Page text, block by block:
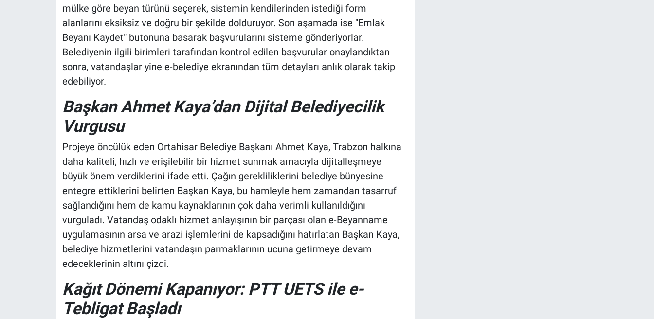
mülke göre beyan türünü seçerek, sistemin kendilerinden istediği form
alanlarını eksiksiz ve doğru bir şekilde dolduruyor. Son aşamada ise "Emlak
Beyanı Kaydet" butonuna basarak başvurularını sisteme gönderiyorlar.
Belediyenin ilgili birimleri tarafından kontrol edilen başvurular onaylandıktan
sonra, vatandaşlar yine e-belediye ekranından tüm detayları anlık olarak takip
edebiliyor.
Başkan Ahmet Kaya’dan Dijital Belediyecilik
Vurgusu
Projeye öncülük eden Ortahisar Belediye Başkanı Ahmet Kaya, Trabzon halkına
daha kaliteli, hızlı ve erişilebilir bir hizmet sunmak amacıyla dijitalleşmeye
büyük önem verdiklerini ifade etti. Çağın gerekliliklerini belediye bünyesine
entegre ettiklerini belirten Başkan Kaya, bu hamleyle hem zamandan tasarruf
sağlandığını hem de kamu kaynaklarının çok daha verimli kullanıldığını
vurguladı. Vatandaş odaklı hizmet anlayışının bir parçası olan e-Beyanname
uygulamasının arsa ve arazi işlemlerini de kapsadığını hatırlatan Başkan Kaya,
belediye hizmetlerini vatandaşın parmaklarının ucuna getirmeye devam
edeceklerinin altını çizdi.
Kağıt Dönemi Kapanıyor: PTT UETS ile e-
Tebligat Başladı